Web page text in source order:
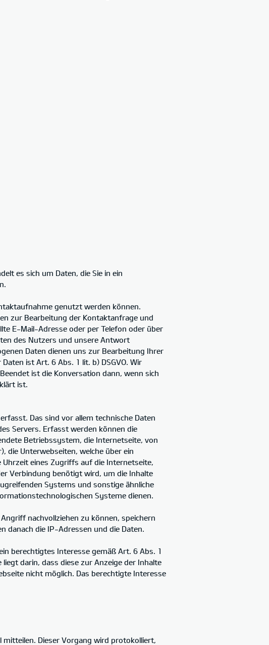
es sich um Daten, die Sie in ein
genutzt werden können.
zur Bearbeitung der Kontaktanfrage und
E-Mail-Adresse oder per Telefon oder über
des Nutzers und unsere Antwort
Daten dienen uns zur Bearbeitung Ihrer
ist Art. 6 Abs. 1 lit. b) DSGVO. Wir
ist die Konversation dann, wenn sich
ist.
Das sind vor allem technische Daten
Servers. Erfasst werden können die
Betriebssystem, die Internetseite, von
die Unterwebseiten, welche über ein
eines Zugriffs auf die Internetseite,
Verbindung benötigt wird, um die Inhalte
Systems und sonstige ähnliche
Systeme dienen.
nachvollziehen zu können, speichern
danach die IP-Adressen und die Daten.
berechtigtes Interesse gemäß Art. 6 Abs. 1
darin, dass diese zur Anzeige der Inhalte
nicht möglich. Das berechtigte Interesse
mitteilen. Dieser Vorgang wird protokolliert,